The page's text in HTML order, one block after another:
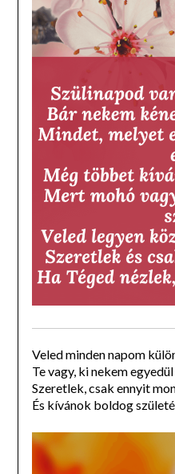
Veled minden napom
Te vagy, ki nekem
Szeretlek, csak ennyit
És kívánok boldog